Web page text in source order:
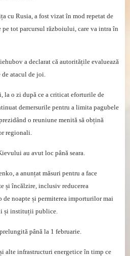
cu Rusia, a fost vizat în mod repetat de
pe tot parcursul războiului, care va intra în
a declarat că autoritățile evaluează
atacul de joi.
la o zi după ce a criticat eforturile de
demersurile pentru a limita pagubele
o reuniune menită să obțină
regionali.
au avut loc până seara.
a anunțat măsuri pentru a face
și încălzire, inclusiv reducerea
noapte și permiterea importurilor mai
și instituții publice.
până la 1 februarie.
alte infrastructuri energetice în timp ce